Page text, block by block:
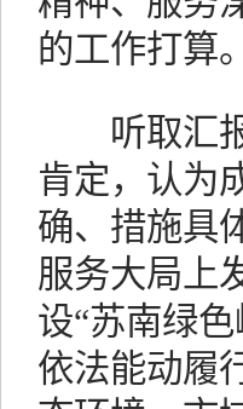
的工作打算。
听取汇报
肯定，认为
确、措施具
服务大局上
设“苏南绿
依法能动履